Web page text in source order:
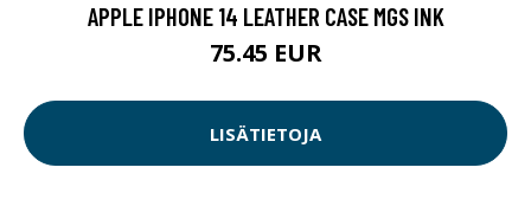
APPLE IPHONE 14 LEATHER CASE MGS INK
75.45 EUR
LISÄTIETOJA